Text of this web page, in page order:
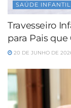
SAÚDE INFANTIL
Travesseiro
para Pais
20 DE JUNHO DE